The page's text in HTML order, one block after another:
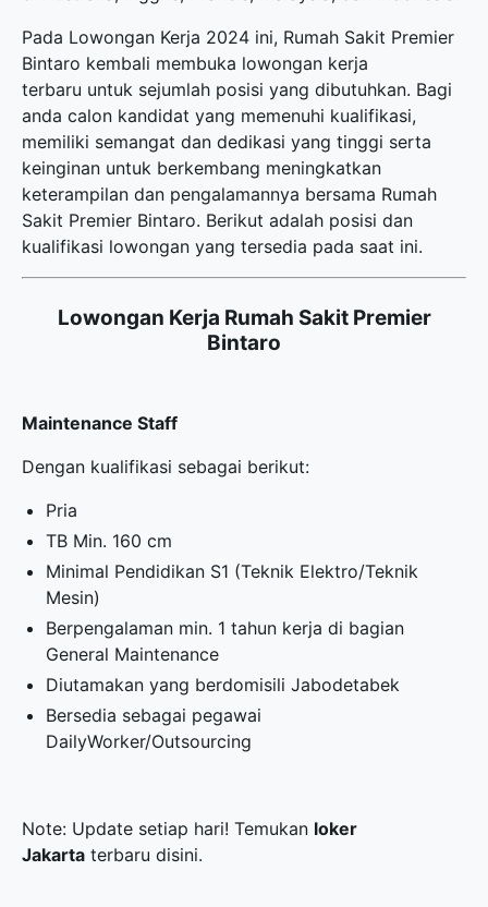
Pada Lowongan Kerja 2024 ini, Rumah Sakit Premier
Bintaro kembali membuka lowongan kerja
terbaru untuk sejumlah posisi yang dibutuhkan. Bagi
anda calon kandidat yang memenuhi kualifikasi,
memiliki semangat dan dedikasi yang tinggi serta
keinginan untuk berkembang meningkatkan
keterampilan dan pengalamannya bersama Rumah
Sakit Premier Bintaro. Berikut adalah posisi dan
kualifikasi lowongan yang tersedia pada saat ini.
Lowongan Kerja Rumah Sakit Premier
Bintaro
Maintenance Staff
Dengan kualifikasi sebagai berikut:
Pria
TB Min. 160 cm
Minimal Pendidikan S1 (Teknik Elektro/Teknik
Mesin)
Berpengalaman min. 1 tahun kerja di bagian
General Maintenance
Diutamakan yang berdomisili Jabodetabek
Bersedia sebagai pegawai
DailyWorker/Outsourcing
Note: Update setiap hari! Temukan loker
Jakarta terbaru disini.